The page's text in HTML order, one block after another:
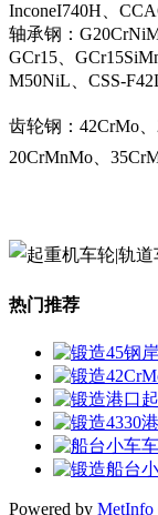
InconeI740H、
轴承钢：
GCr15、
M50NiL、CSS-
齿轮钢：42CrMo
20CrMnMo、
热门推荐
Powered by MetInfo